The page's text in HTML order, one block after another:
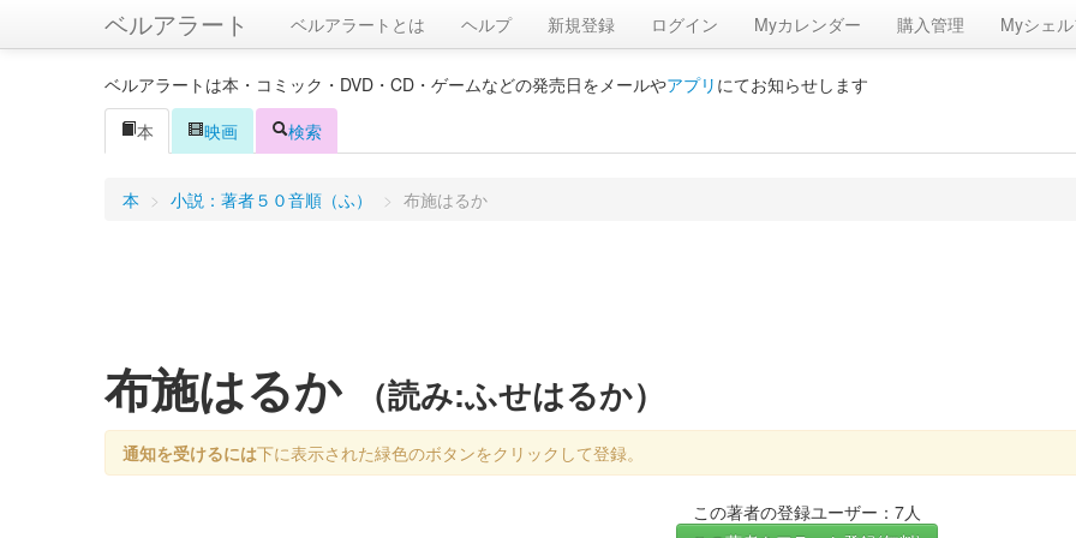
ベルアラート ベルアラートとは ヘルプ 新規登録 ログイン Myカレンダー 購入管理 Myシェル
ベルアラートは本・コミック・DVD・CD・ゲームなどの発売日をメールやアプリ にてお知らせします
本
映画 検索
本 > 小説：著者５０音順（ふ） > 布施はるか
布施はるか （読み:ふせはるか）
通知を受けるには下に表示された緑色のボタンをクリックして登録。
この著者の登録ユーザー：7人